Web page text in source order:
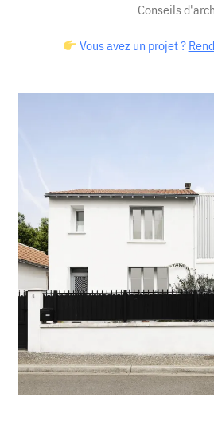
Conseils
Vous avez un projet ?